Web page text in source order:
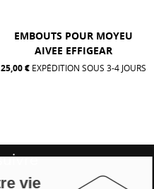
EMBOUTS POUR MOYEU
AIVEE EFFIGEAR
25,00 € EXPÉDITION SOUS 3-4 JOURS